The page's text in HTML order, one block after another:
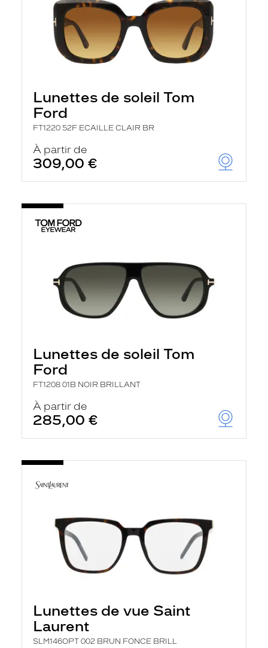
Lunettes de soleil Tom
Ford
FT1220 52F ECAILLE CLAIR BR
À partir de
309,00 €
Lunettes de soleil Tom
Ford
FT1208 01B NOIR BRILLANT
À partir de
285,00 €
Lunettes de vue Saint
Laurent
SLM146OPT 002 BRUN FONCE BRILL